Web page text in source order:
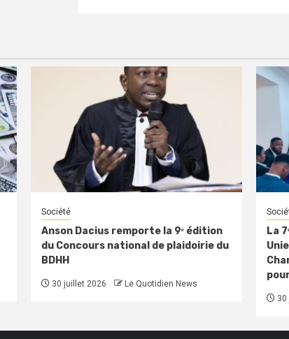
Société
Anson Dacius remporte la 9ᵉ édition
du Concours national de plaidoirie du
BDHH
30 juillet 2026 Le Quotidien News
La
30